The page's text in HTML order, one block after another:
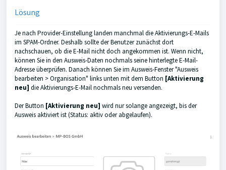
Lösung
Je nach Provider-Einstellung landen manchmal die Aktivierungs-E-Mails
im SPAM-Ordner. Deshalb sollte der Benutzer zunächst dort
nachschauen, ob die E-Mail nicht doch angekommen ist. Wenn nicht,
können Sie in den Ausweis-Daten nochmals seine hinterlegte E-Mail-
Adresse überprüfen. Danach können Sie im Ausweis-Fenster "Ausweis
bearbeiten > Organisation" links unten mit dem Button [Aktivierung
neu] die Aktivierungs-E-Mail nochmals neu versenden.
Der Button [Aktivierung neu] wird nur solange angezeigt, bis der
Ausweis aktiviert ist (Status: aktiv oder abgelaufen).